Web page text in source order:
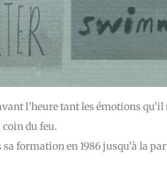
l’heure tant les émotions
coin du feu.
formation en 1986 jusqu’à la